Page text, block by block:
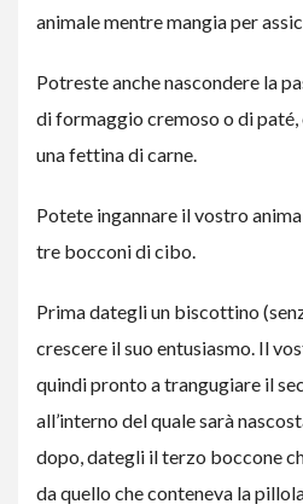
animale mentre mangia per
Potreste anche nascondere la
di formaggio cremoso o di
una fettina di carne.
Potete ingannare il vostro
tre bocconi di cibo.
Prima dategli un biscottino
crescere il suo entusiasmo. Il
quindi pronto a trangugiare il
all’interno del quale sarà
dopo, dategli il terzo boccone
da quello che conteneva la